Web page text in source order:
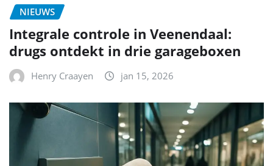
NIEUWS
Integrale controle in Veenendaal:
drugs ontdekt in drie garageboxen
Henry Craayen jan 15, 2026